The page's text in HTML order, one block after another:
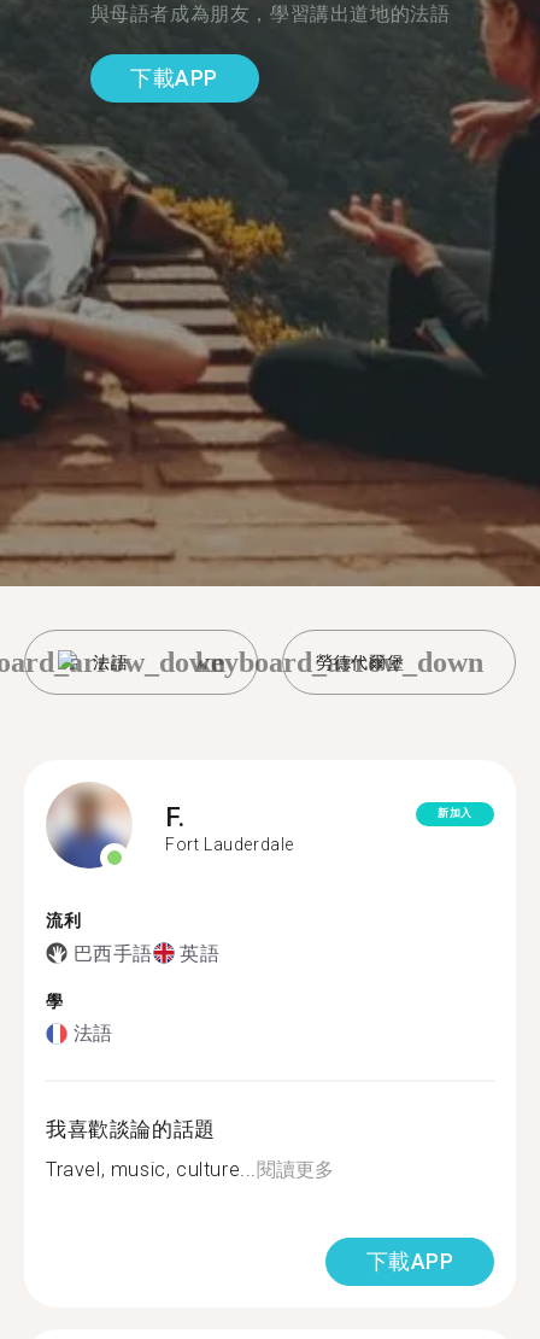
與母語者成為朋友，學習講出道地的法語
下載APP
法語 勞德代爾堡
keyboard_arrow_down
F.
Fort Lauderdale
新加入
流利
巴西手語 英語
學
法語
我喜歡談論的話題
Travel, music, culture...閱讀更多
下載APP